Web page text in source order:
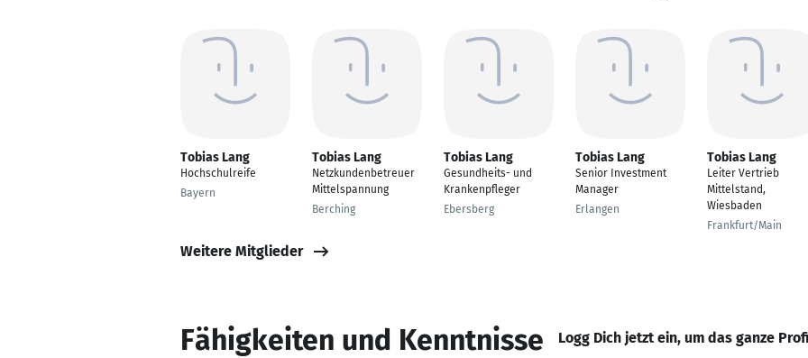
Tobias Lang
Hochschulreife
Bayern
Tobias Lang
Netzkundenbetreuer
Mittelspannung
Berching
Tobias Lang
Gesundheits- und
Krankenpfleger
Ebersberg
Tobias Lang
Senior Investment
Manager
Erlangen
Tobias Lang
Leiter Vertrieb
Mittelstand,
Wiesbaden
Frankfurt/Main
Weitere Mitglieder
Fähigkeiten und Kenntnisse Logg Dich jetzt ein, um das ganze